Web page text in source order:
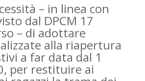
– in linea con
dal DPCM 17
– di adottare
alla riapertura
a far data dal 1
per restituire ai